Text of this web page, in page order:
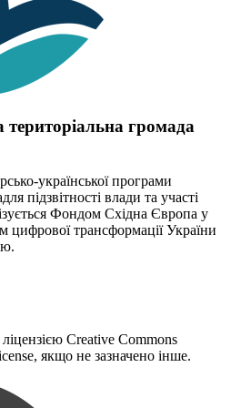
міської ради Одеського
міської ради Одеського
Чорноморської міської ради
та грантової
громада
української програми
підзвітності влади та участі
Фондом Східна Європа у
цифрової трансформації України
Creative Commons
якщо не зазначено інше.